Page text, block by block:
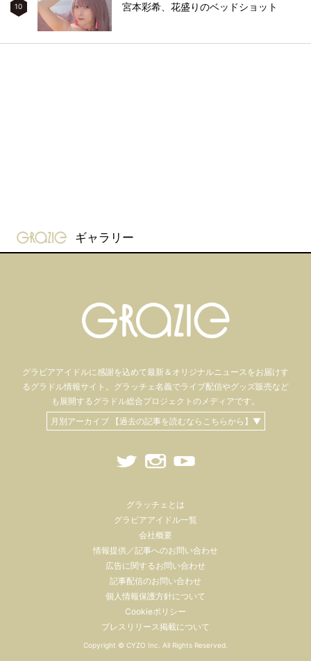
10 宮本彩希、花盛りのベッドショット
gravure-grazie
ギャラリー
グラビアアイドルに感謝を込めて最新＆オリジナルニュースをお届けす
るグラドル情報サイト。 グラッチェ名義でライブ配信やグッズ販売など
も 展開するグラドル総合プロジェクトのメディアです。
月別アーカイブ 【過去の記事を読むならこちらから】▼
グラッチェとは
グラビアアイドル一覧
会社概要
情報提供／記事へのお問い合わせ
広告に関するお問い合わせ
記事配信のお問い合わせ
個人情報保護方針について
Cookieポリシー
プレスリリース掲載について
Copyright © CYZO Inc. All Rights Reserved.